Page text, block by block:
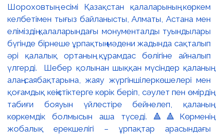
Шороховтың есімі Қазақстан қалаларының көркем
келбетімен тығыз байланысты, Алматы, Астана мен
еліміздің қалаларындағы монументалды туындылары
бүгінде бірнеше ұрпақтың мәдени жадында сақталып
әрі қалалық ортаның құрамдас бөлігіне айналып
үлгерді. Шебер қолынан шыққан мүсіндер қаланың
алаң-саябақтарына, жаяу жүргіншілеркөшелері мен
қоғамдық кеңістіктерге көрік беріп, сәулет пен өмірдің
табиғи бояуын үйлестіре бейнелеп, қаланың
көркемдік болмысын аша түседі. 🔺🔺Көрменің
жобалық ерекшелігі – ұрпақтар арасындағы